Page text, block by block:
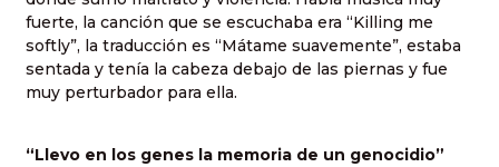
fuerte, la canción que se escuchaba era “Killing me
softly”, la traducción es “Mátame suavemente”, estaba
sentada y tenía la cabeza debajo de las piernas y fue
muy perturbador para ella.
“Llevo en los genes la memoria de un genocidio”